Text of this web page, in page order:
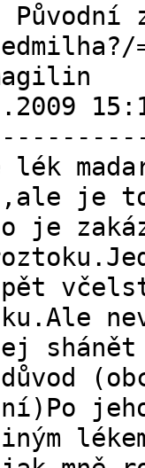
je
je
shánět